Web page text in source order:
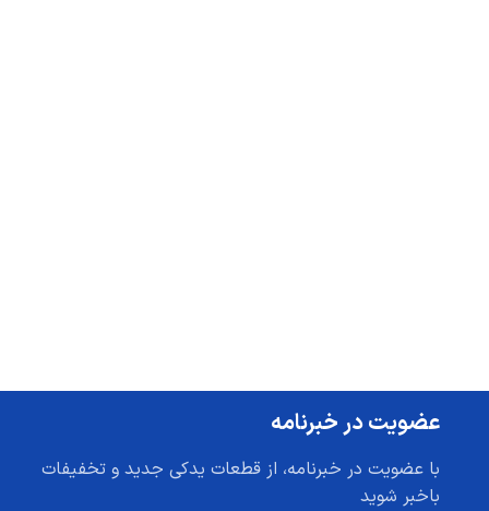
عضویت در خبرنامه
با عضویت در خبرنامه، از قطعات یدکی جدید و تخفیفات
باخبر شوید